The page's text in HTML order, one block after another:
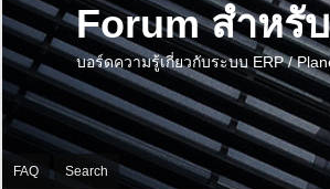
Forum สำหรั
บอร์ดความรู้เกี่ยวกับระบบ ERP /
FAQ Search